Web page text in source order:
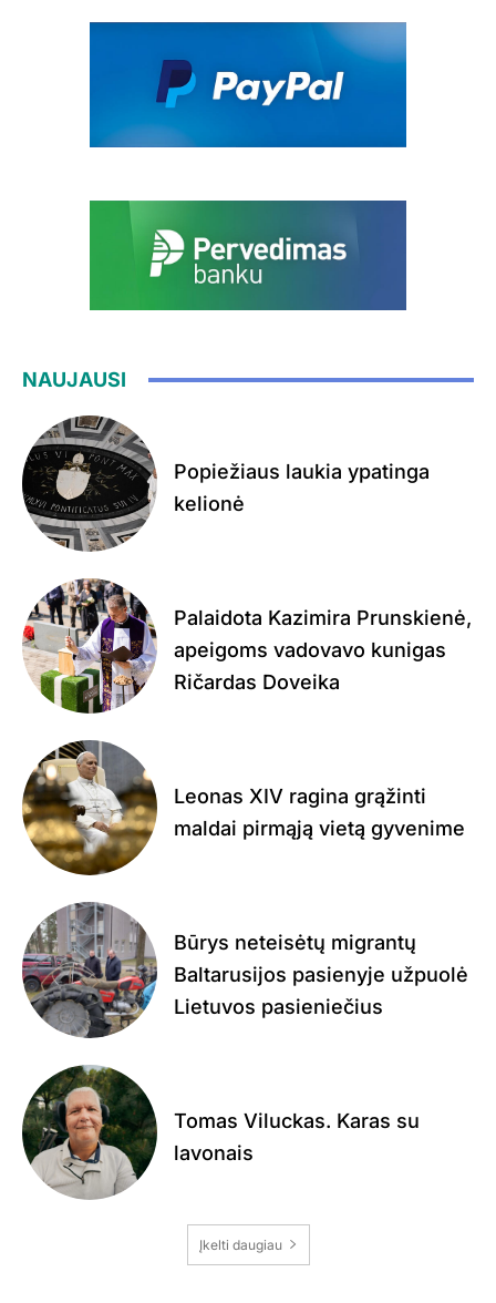
NAUJAUSI
Popiežiaus laukia ypatinga
kelionė
Palaidota Kazimira Prunskienė,
apeigoms vadovavo kunigas
Ričardas Doveika
Leonas XIV ragina grąžinti
maldai pirmąją vietą gyvenime
Būrys neteisėtų migrantų
Baltarusijos pasienyje užpuolė
Lietuvos pasieniečius
Tomas Viluckas. Karas su
lavonais
Įkelti daugiau